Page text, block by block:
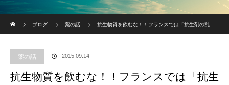
ブログ
薬の話 抗生物質を飲むな！！フランスでは「抗生剤の乱
薬の話 2015.09.14
抗生物質を飲むな！！フランスでは「抗生